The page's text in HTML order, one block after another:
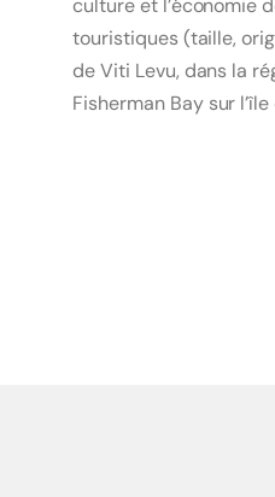
culture et l’économie
touristiques (taille,
de Viti Levu, dans la
Fisherman Bay sur